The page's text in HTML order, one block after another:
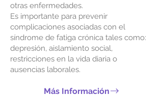
otras enfermedades.
Es importante para prevenir
complicaciones asociadas con el
síndrome de fatiga crónica tales como:
depresión, aislamiento social,
restricciones en la vida diaria o
ausencias laborales.
Más Información